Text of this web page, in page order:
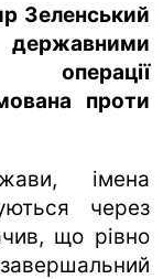
Зеленський
операції
проти
імена
через
що рівно